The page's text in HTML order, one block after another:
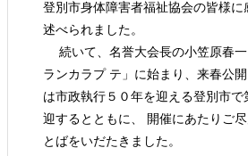
登別市身体障害者福祉協会の皆様
述べられました。
続いて、名誉大会長の小笠原春
ランカラプ テ」に始まり、来春公
は市政執行５０年を迎える登別市
迎するとともに、 開催にあたりご
とばをいだたきました。